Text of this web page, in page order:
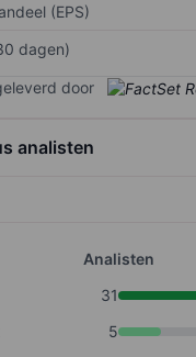
(EPS)
dagen)
door
analisten
Analisten
31
5